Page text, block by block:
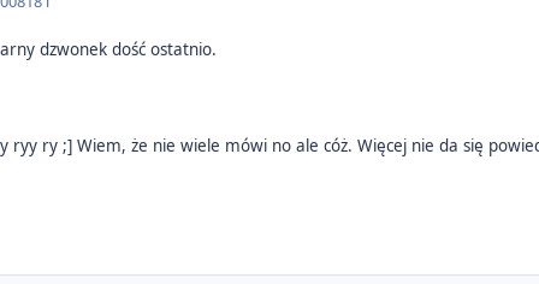
dzwonek dość ostatnio.
ryy ry ;] Wiem, że nie wiele mówi no ale cóż. Więcej nie da się